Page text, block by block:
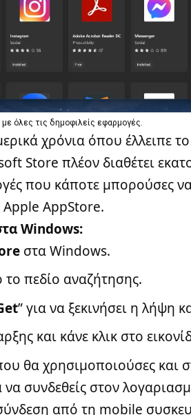
όλες τις δημοφιλείς εφαρμογές.
χρόνια όπου έλλειπε
Store πλέον διαθέτει
που κάποτε μπορούσες
AppStore.
Windows:
στα Windows.
το πεδίο αναζήτησης.
” για να ξεκινήσει η λήψη
και κάνε κλικ στο
θα χρησιμοποιούσες και
συνδεθείς στον
σύνδεση από τη mobile